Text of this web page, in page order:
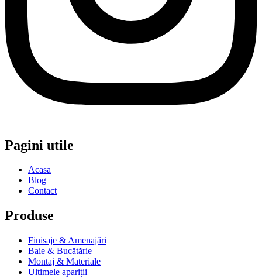
Pagini utile
Acasa
Blog
Contact
Produse
Finisaje & Amenajări
Baie & Bucătărie
Montaj & Materiale
Ultimele apariții